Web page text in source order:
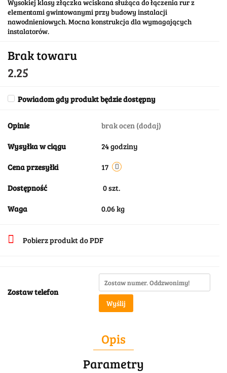
Wysokiej klasy złączka wciskana służąca do łączenia rur z
elementami gwintowanymi przy budowy instalacji
nawodnieniowych. Mocna konstrukcja dla wymagających
instalatorów.
Brak towaru
2.25
Powiadom gdy produkt będzie dostępny
Opinie brak ocen (dodaj)
Wysyłka w ciągu 24 godziny
Cena przesyłki 17
Dostępność 0szt.
Waga 0.06 kg
Pobierz produkt do PDF
Zostaw telefon
Wyślij
Opis
Parametry